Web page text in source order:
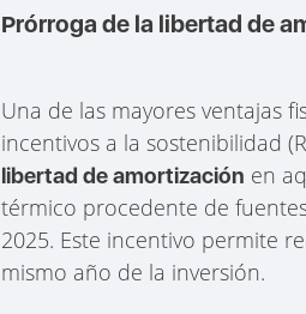
Prórroga de la libertad de
Una de las mayores ventajas
incentivos a la sostenibilidad
libertad de amortización en
térmico procedente de
2025. Este incentivo permite
mismo año de la inversión.